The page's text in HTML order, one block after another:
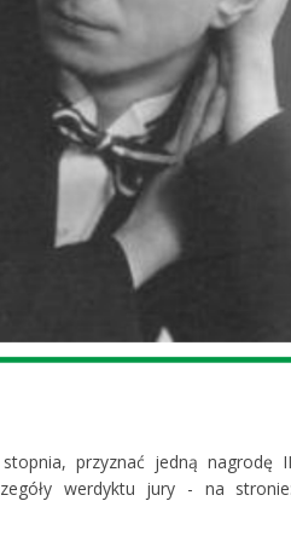
przyznać jedną nagrodę
werdyktu jury - na stronie: